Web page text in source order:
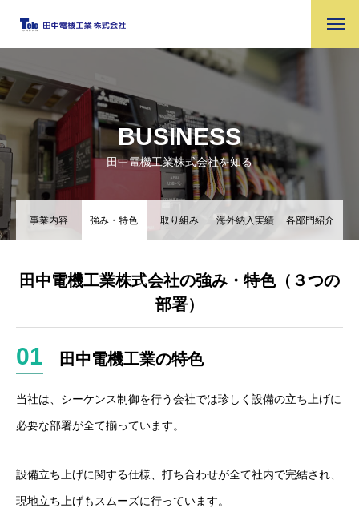
BUSINESS
田中電機工業株式会社を知る
事業内容 強み・特色 取り組み 海外納入実績 各部門紹介
田中電機工業株式会社の強み・特色（３つの
部署）
田中電機工業の特色
当社は、シーケンス制御を行う会社では珍しく設備の立ち上げに
必要な部署が全て揃っています。
設備立ち上げに関する仕様、打ち合わせが全て社内で完結され、
現地立ち上げもスムーズに行っています。